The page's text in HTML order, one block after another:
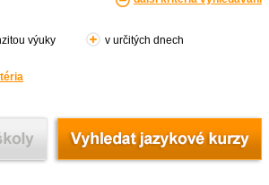
výuky v určitých dnech